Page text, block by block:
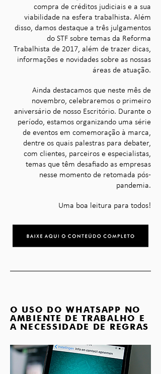
compra de créditos judiciais e a sua
viabilidade na esfera trabalhista. Além
disso, damos destaque a três julgamentos
do STF sobre temas da Reforma
Trabalhista de 2017, além de trazer dicas,
informações e novidades sobre as nossas
áreas de atuação.
Ainda destacamos que neste mês de
novembro, celebraremos o primeiro
aniversário de nosso Escritório. Durante o
período, estamos organizando uma série
de eventos em comemoração à marca,
dentre os quais palestras para debater,
com clientes, parceiros e especialistas,
temas que têm desafiado as empresas
nesse momento de retomada pós-
pandemia.
Uma boa leitura para todos!
O USO DO WHATSAPP NO
AMBIENTE DE TRABALHO E
A NECESSIDADE DE REGRAS